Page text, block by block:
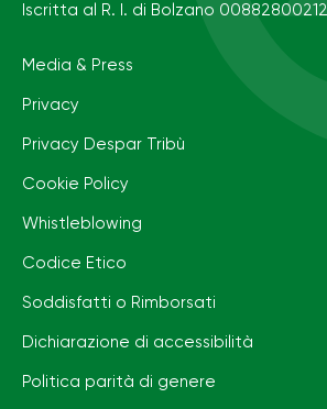
Iscritta al R. I. di Bolzano 00882800212
Media & Press
Privacy
Privacy Despar Tribù
Cookie Policy
Whistleblowing
Codice Etico
Soddisfatti o Rimborsati
Dichiarazione di accessibilità
Politica parità di genere